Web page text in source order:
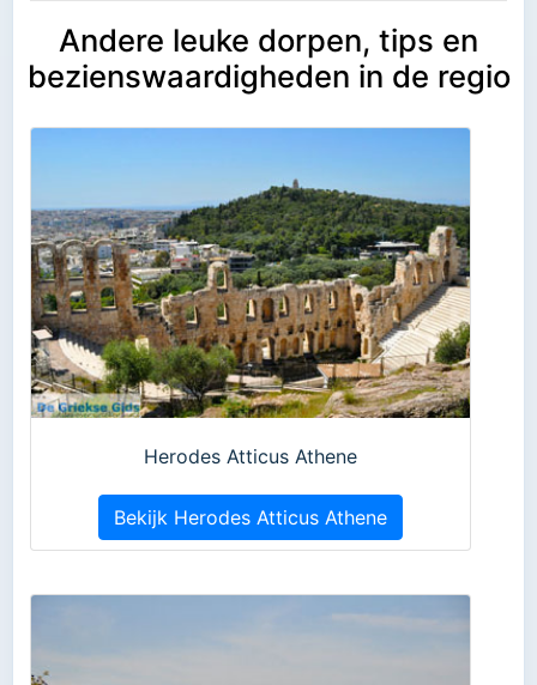
Andere leuke dorpen, tips en
bezienswaardigheden in de regio
Herodes Atticus Athene
Bekijk Herodes Atticus Athene